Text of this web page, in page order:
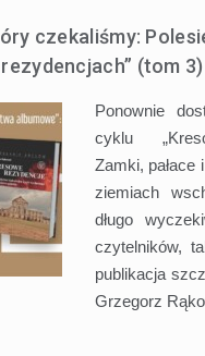
czekaliśmy:
(tom 3)
Ponownie
cyklu
Zamki, pałace
ziemiach
długo
czytelników,
publikacja
Grzegorz